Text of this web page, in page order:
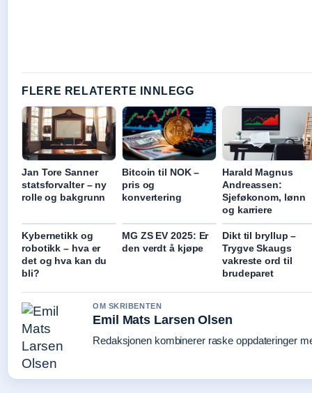
FLERE RELATERTE INNLEGG
Jan Tore Sanner
statsforvalter – ny
rolle og bakgrunn
Bitcoin til NOK –
pris og
konvertering
Harald Magnus
Andreassen:
Sjeføkonom, lønn
og karriere
Kybernetikk og
robotikk – hva er
det og hva kan du
bli?
MG ZS EV 2025: Er
den verdt å kjøpe
Dikt til bryllup –
Trygve Skaugs
vakreste ord til
brudeparet
OM SKRIBENTEN
Emil Mats Larsen Olsen
Redaksjonen kombinerer raske oppdateringer